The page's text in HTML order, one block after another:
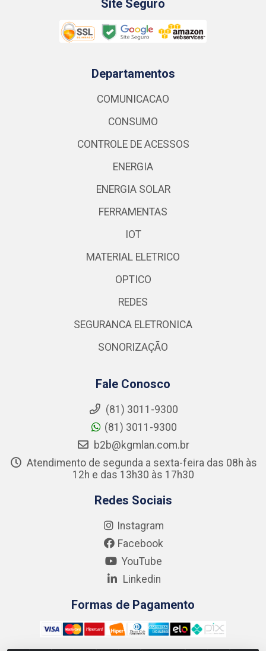
Site Seguro
Departamentos
COMUNICACAO
CONSUMO
CONTROLE DE ACESSOS
ENERGIA
ENERGIA SOLAR
FERRAMENTAS
IOT
MATERIAL ELETRICO
OPTICO
REDES
SEGURANCA ELETRONICA
SONORIZAÇÃO
Fale Conosco
(81) 3011-9300
(81) 3011-9300
b2b@kgmlan.com.br
Atendimento de segunda a sexta-feira das 08h às
12h e das 13h30 às 17h30
Redes Sociais
Instagram
Facebook
YouTube
Linkedin
Formas de Pagamento